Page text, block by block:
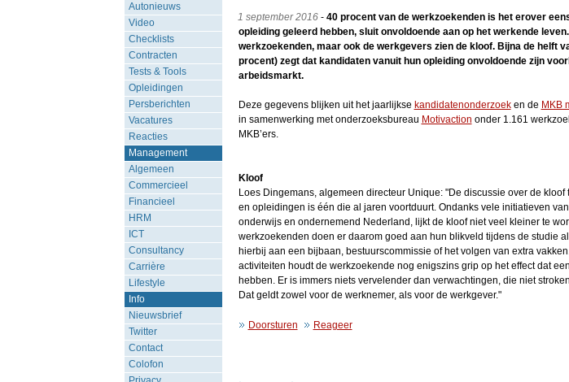
Autonieuws
Video
Checklists
Contracten
Tests & Tools
Opleidingen
Persberichten
Vacatures
Reacties
Management
Algemeen
Commercieel
Financieel
HRM
ICT
Consultancy
Carrière
Lifestyle
Info
Nieuwsbrief
Twitter
Contact
Colofon
1 september 2016- 40 procent van de werkzoekenden is het erover
opleiding geleerd hebben, sluit onvoldoende aan op het werkende
werkzoekenden, maar ook de werkgevers zien de kloof. Bijna de helft
procent) zegt dat kandidaten vanuit hun opleiding onvoldoende zijn
arbeidsmarkt.
Deze gegevens blijken uit het jaarlijkse kandidatenonderzoeken de MKB
in samenwerking met onderzoeksbureau Motivaction onder 1.161
MKB’ers.
Kloof
Loes Dingemans, algemeen directeur Unique: "De discussie over de kloof
en opleidingen is één die al jaren voortduurt. Ondanks vele initiatieven
onderwijs en ondernemend Nederland, lijkt de kloof niet veel kleiner te
werkzoekenden doen er daarom goed aan hun blikveld tijdens de studie
hierbij aan een bijbaan, bestuurscommissie of het volgen van extra
activiteiten houdt de werkzoekende nog enigszins grip op het effect dat
hebben. Er is immers niets vervelender dan verwachtingen, die niet
Dat geldt zowel voor de werknemer, als voor de werkgever."
Doorsturen Reageer